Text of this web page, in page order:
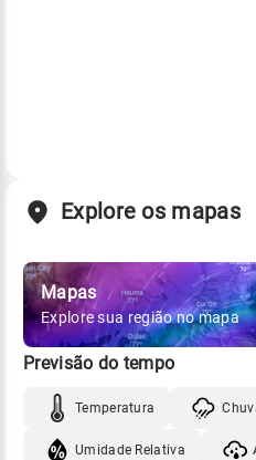
Explore os mapas
Mapas
Explore sua região no mapa
Previsão do tempo
Temperatura
Umidade Relativa